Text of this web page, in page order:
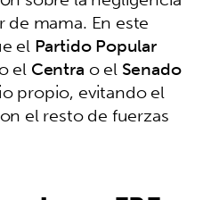
mama. En este
elPartido Popular
elCentrao elSenado
propio, evitando el
el resto de fuerzas